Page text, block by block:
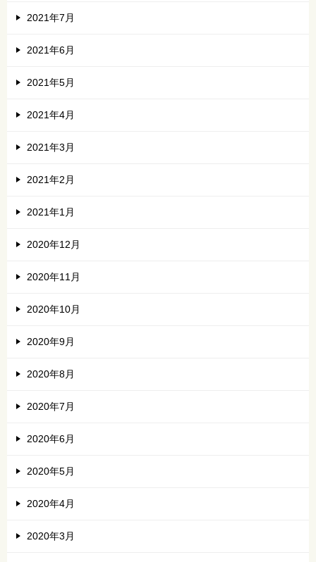
2021年7月
2021年6月
2021年5月
2021年4月
2021年3月
2021年2月
2021年1月
2020年12月
2020年11月
2020年10月
2020年9月
2020年8月
2020年7月
2020年6月
2020年5月
2020年4月
2020年3月